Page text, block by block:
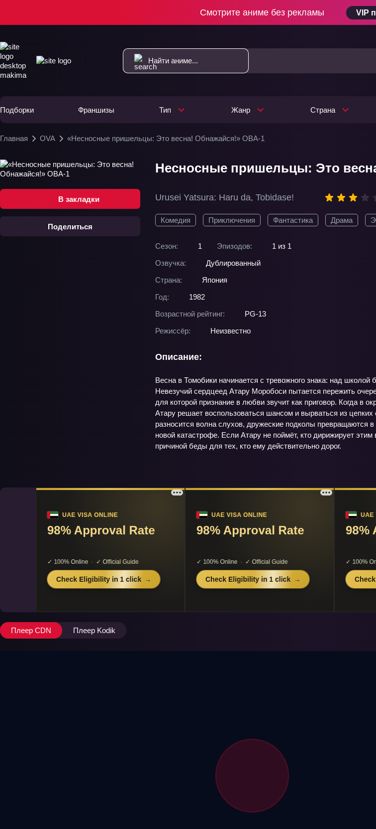
Смотрите аниме без рекламы VIP
Подборки Франшизы Тип Жанр Страна
Главная OVA «Несносные пришельцы: Это весна! Обнажайся!» ОВА-1
В закладки
Поделиться
Несносные пришельцы: Это
Urusei Yatsura: Haru da, Tobidase!
Комедия Приключения Фантастика Драма
Сезон: 1 Эпизодов:
1 из 1
Озвучка:
Дублированный
Страна:
Япония
Год:
1982
Возрастной рейтинг:
PG-13
Режиссёр:
Неизвестно
Описание:
Весна в Томобики начинается с тревожного знака: над
Невезучий сердцеед Атару Моробоси пытается пережить
для которой признание в любви звучит как приговор. Когда в
Атару решает воспользоваться шансом и вырваться из
разносится волна слухов, дружеские подколы превращаются
новой катастрофе. Если Атару не поймёт, кто дирижирует
причиной беды для тех, кто ему действительно дорог.
Плеер CDN Плеер Kodik